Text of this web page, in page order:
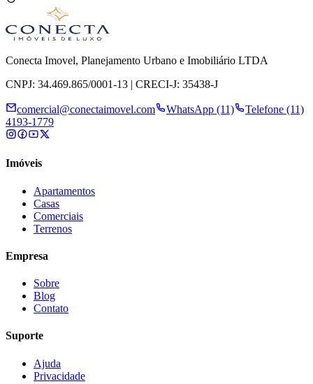
Conecta Imovel, Planejamento Urbano e Imobiliário LTDA
CNPJ: 34.469.865/0001-13 | CRECI-J: 35438-J
comercial@conectaimovel.com WhatsApp (11)
Telefone (11)
4193-1779
Imóveis
Apartamentos
Casas
Comerciais
Terrenos
Empresa
Sobre
Blog
Contato
Suporte
Ajuda
Privacidade